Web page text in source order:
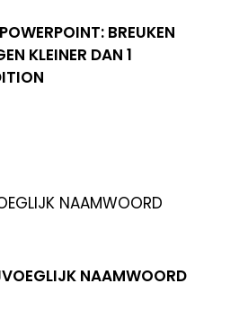
BREUKEN
KLEINER DAN 1
NAAMWOORD